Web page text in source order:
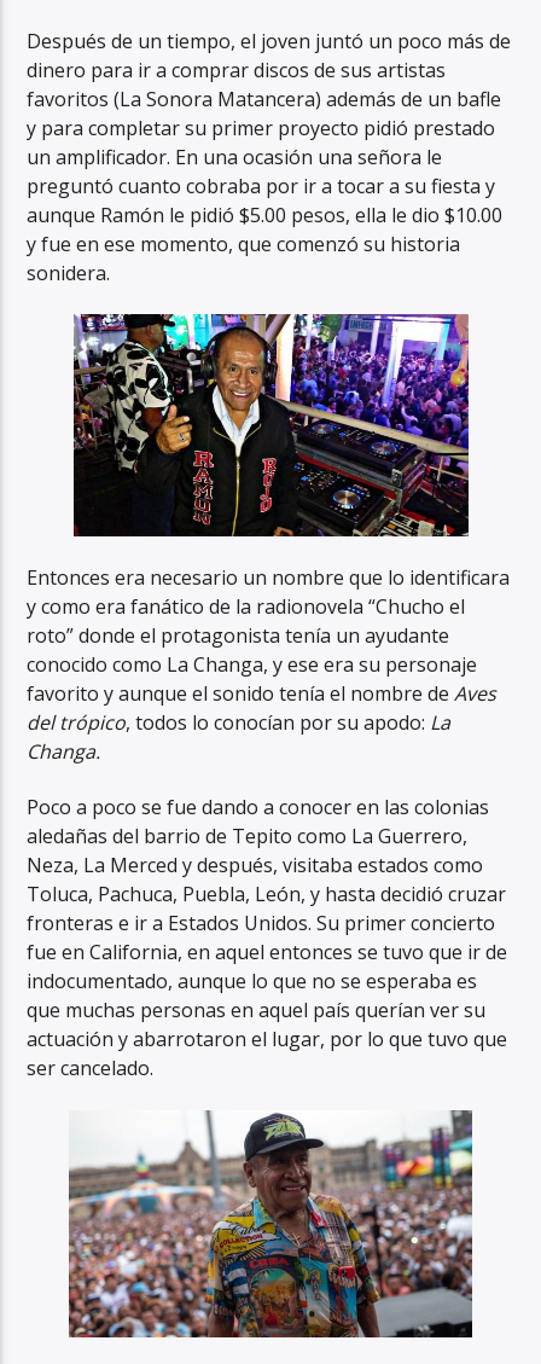
Después de un tiempo, el joven juntó un poco más de
dinero para ir a comprar discos de sus artistas
favoritos (La Sonora Matancera) además de un bafle
y para completar su primer proyecto pidió prestado
un amplificador. En una ocasión una señora le
preguntó cuanto cobraba por ir a tocar a su fiesta y
aunque Ramón le pidió $5.00 pesos, ella le dio $10.00
y fue en ese momento, que comenzó su historia
sonidera.
Entonces era necesario un nombre que lo identificara
y como era fanático de la radionovela “Chucho el
roto” donde el protagonista tenía un ayudante
conocido como La Changa, y ese era su personaje
favorito y aunque el sonido tenía el nombre deAves
del trópico, todos lo conocían por su apodo: La
Changa.
Poco a poco se fue dando a conocer en las colonias
aledañas del barrio de Tepito como La Guerrero,
Neza, La Merced y después, visitaba estados como
Toluca, Pachuca, Puebla, León, y hasta decidió cruzar
fronteras e ir a Estados Unidos. Su primer concierto
fue en California, en aquel entonces se tuvo que ir de
indocumentado, aunque lo que no se esperaba es
que muchas personas en aquel país querían ver su
actuación y abarrotaron el lugar, por lo que tuvo que
ser cancelado.